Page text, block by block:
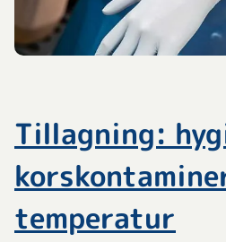
Tillagning:
temperatur